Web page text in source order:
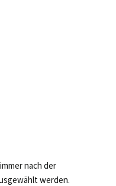
nach der
werden.